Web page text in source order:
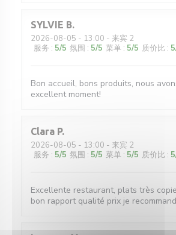
SYLVIE B
2026-08-05 - 13:00 - 来宾 2
服务 : 5/5 氛围 : 5/5 菜单 : 5/5 质价比 : 5
Bon accueil, bons produits, nous
excellent moment!
Clara P
2026-08-05 - 13:00 - 来宾 2
服务 : 5/5 氛围 : 5/5 菜单 : 5/5 质价比 : 5
Excellente restaurant, plats très
bon rapport qualité prix je